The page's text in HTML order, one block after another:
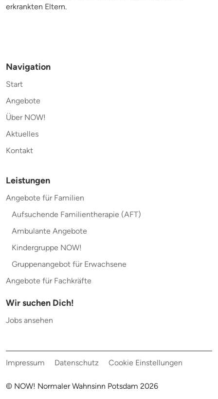
erkrankten Eltern.
Navigation
Start
Angebote
Über NOW!
Aktuelles
Kontakt
Leistungen
Angebote für Familien
Aufsuchende Familientherapie (AFT)
Ambulante Angebote
Kindergruppe NOW!
Gruppenangebot für Erwachsene
Angebote für Fachkräfte
Wir suchen Dich!
Jobs ansehen
© NOW! Normaler Wahnsinn Potsdam 2026
Impressum Datenschutz Cookie Einstellungen